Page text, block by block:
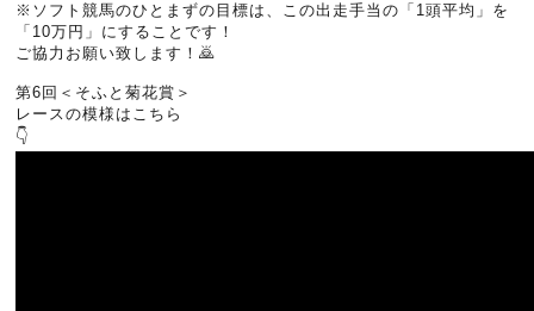
※ソフト競馬のひとまずの目標は、この出走手当の「1頭平均」を
「10万円」にすることです！
ご協力お願い致します！🙇
第6回＜そふと菊花賞＞
レースの模様はこちら
👇